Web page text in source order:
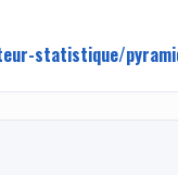
statistique/